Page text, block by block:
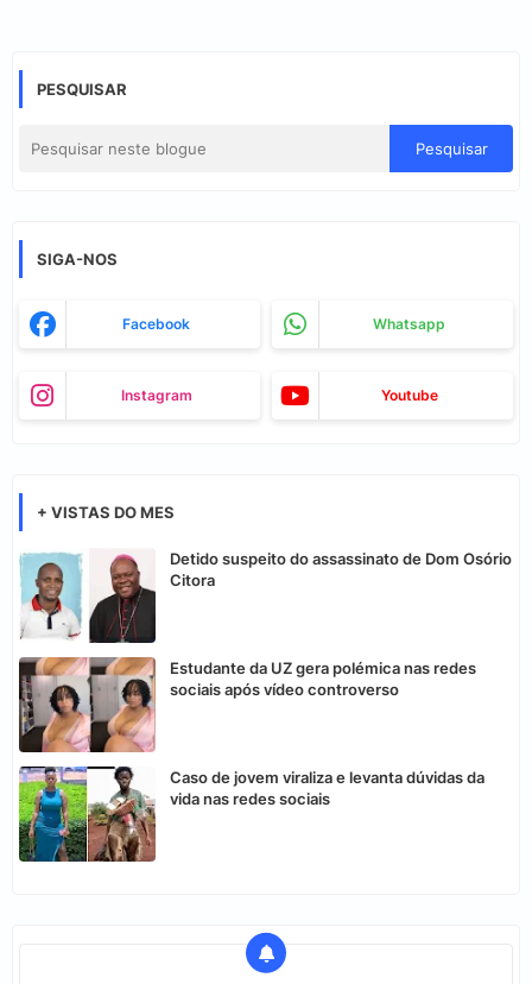
PESQUISAR
SIGA-NOS
Facebook Whatsapp
Instagram Youtube
+ VISTAS DO MES
Detido suspeito do assassinato de Dom Osório
Citora
Estudante da UZ gera polémica nas redes
sociais após vídeo controverso
Caso de jovem viraliza e levanta dúvidas da
vida nas redes sociais